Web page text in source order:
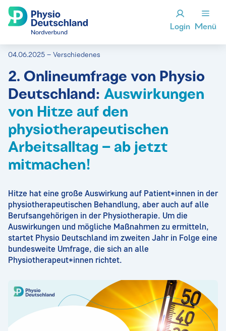
Login Menü
04.06.2025 – Verschiedenes
2. Onlineumfrage von Physio
Deutschland: Auswirkungen
von Hitze auf den
physiotherapeutischen
Arbeitsalltag – ab jetzt
mitmachen!
Hitze hat eine große Auswirkung auf Patient*innen in der
physiotherapeutischen Behandlung, aber auch auf alle
Berufsangehörigen in der Physiotherapie. Um die
Auswirkungen und mögliche Maßnahmen zu ermitteln,
startet Physio Deutschland im zweiten Jahr in Folge eine
bundesweite Umfrage, die sich an alle
Physiotherapeut*innen richtet.